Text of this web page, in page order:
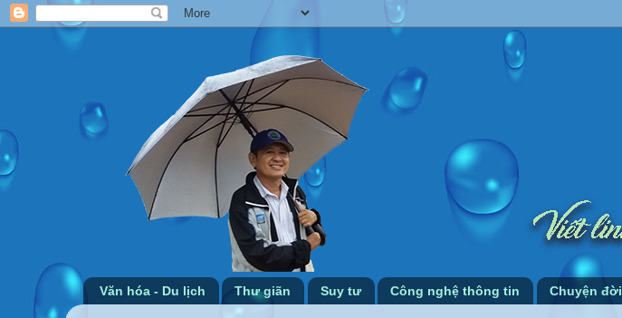
Văn hóa - Du lịch Thư giãn Suy tư Công nghệ thông tin Chuyện đời